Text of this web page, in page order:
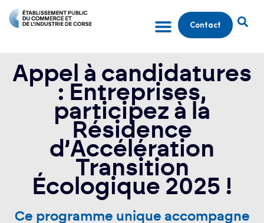
Contact
Appel à candidatures
: Entreprises,
participez à la
Résidence
d’Accélération
Transition
Écologique 2025 !
Ce programme unique accompagne